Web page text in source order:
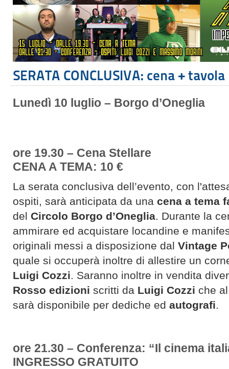
SERATA CONCLUSIVA: cena +
Lunedì 10 luglio – Borgo d’Oneglia
ore 19.30 – Cena Stellare
CENA A TEMA: 10 €
La serata conclusiva dell’evento, con
ospiti, sarà anticipata da una cena a tema
del Circolo Borgo d’Oneglia. Durante la
ammirare ed acquistare locandine e
originali messi a disposizione dal Vintage
quale si occuperà inoltre di allestire un
Luigi Cozzi. Saranno inoltre in vendita
Rosso edizioni scritti da Luigi Cozzi che
sarà disponibile per dediche ed autografi.
ore 21.30 – Conferenza: “Il cinema
INGRESSO GRATUITO